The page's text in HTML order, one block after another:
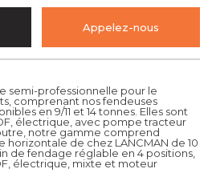
semi-professionnelle pour le
comprenant nos fendeuses
en 9/11 et 14 tonnes. Elles sont
électrique, avec pompe tracteur
notre gamme comprend
de chez LANCMAN de 10
de fendage réglable en 4 positions,
électrique, mixte et moteur
Appelez-nous